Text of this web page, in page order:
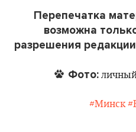
Перепечатка
возможна
разрешения
Фото:
#Минск